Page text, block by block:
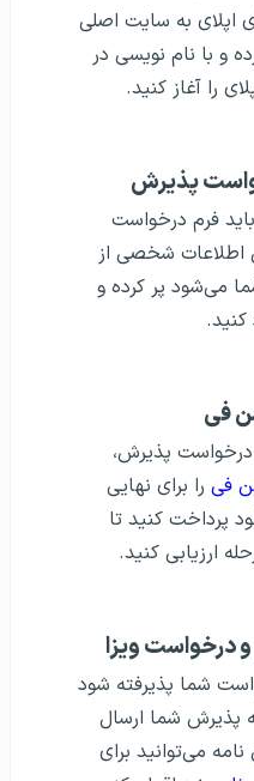
اپلای به سایت اصلی
و با نام نویسی در
را آغاز کنید.
پذیرش
فرم درخواست
اطلاعات شخصی از
می‌شود پر کرده و
کنید.
فی
پذیرش،
فی را برای نهایی
پرداخت کنید تا
ارزیابی کنید.
درخواست ویزا
شما پذیرفته شود
پذیرش شما ارسال
می‌توانید برای